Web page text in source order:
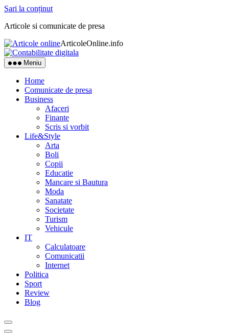
Sari la conținut
Articole si comunicate de presa
ArticoleOnline.info
Meniu
Home
Comunicate de presa
Business
Afaceri
Finante
Scris si vorbit
Life&Style
Arta
Boli
Copii
Educatie
Mancare si Bautura
Moda
Sanatate
Societate
Turism
Vehicule
IT
Calculatoare
Comunicatii
Internet
Politica
Sport
Review
Blog